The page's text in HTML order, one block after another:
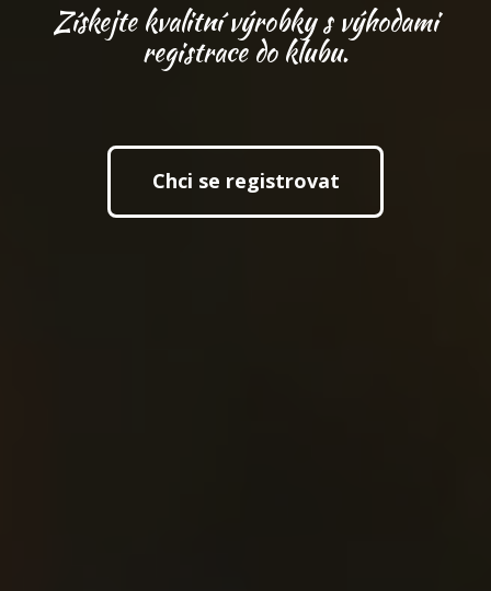
Získejte kvalitní výrobky s výhodami
registrace do klubu.
Chci se registrovat